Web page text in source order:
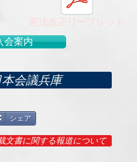
憲法改正リーフレット
会案内
議兵庫
シェア
文書に関する報道について